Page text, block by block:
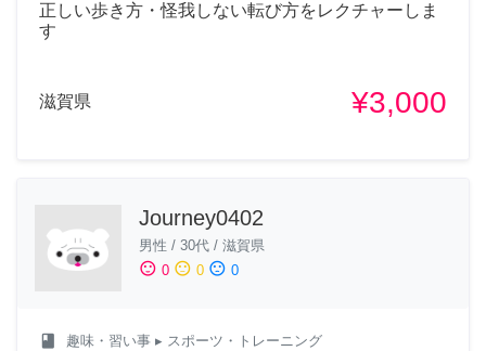
正しい歩き方・怪我しない転び方をレクチャーしま
す
滋賀県 ¥3,000
Journey0402
男性 / 30代 / 滋賀県
sentiment_satisfied 0 sentiment_neutral 0 sentiment_dissatisfied 0
class 趣味・習い事 ▸ スポーツ・トレーニング